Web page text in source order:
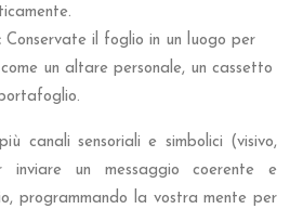
Conservate il foglio in un luogo per
un altare personale, un cassetto
canali sensoriali e simbolici (visivo,
inviare un messaggio coerente e
programmando la vostra mente per